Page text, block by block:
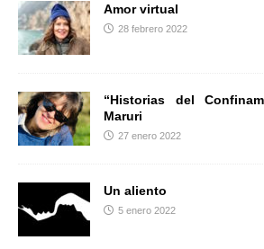
Amor virtual
28 febrero 2022
“Historias del
Maruri
27 enero 2022
Un aliento
5 enero 2022